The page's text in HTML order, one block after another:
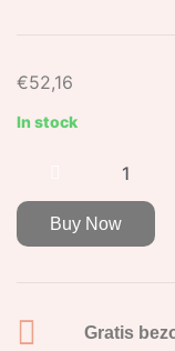
€52,16
In stock
Buy Now
Gratis